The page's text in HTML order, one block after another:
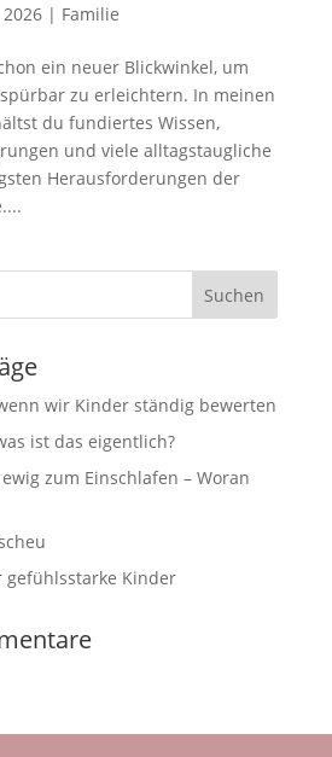
2026| Familie
ein neuer Blickwinkel, um
zu erleichtern. In meinen
du fundiertes Wissen,
und viele alltagstaugliche
Herausforderungen der
wir Kinder ständig bewerten
ist das eigentlich?
zum Einschlafen – Woran
Kinder